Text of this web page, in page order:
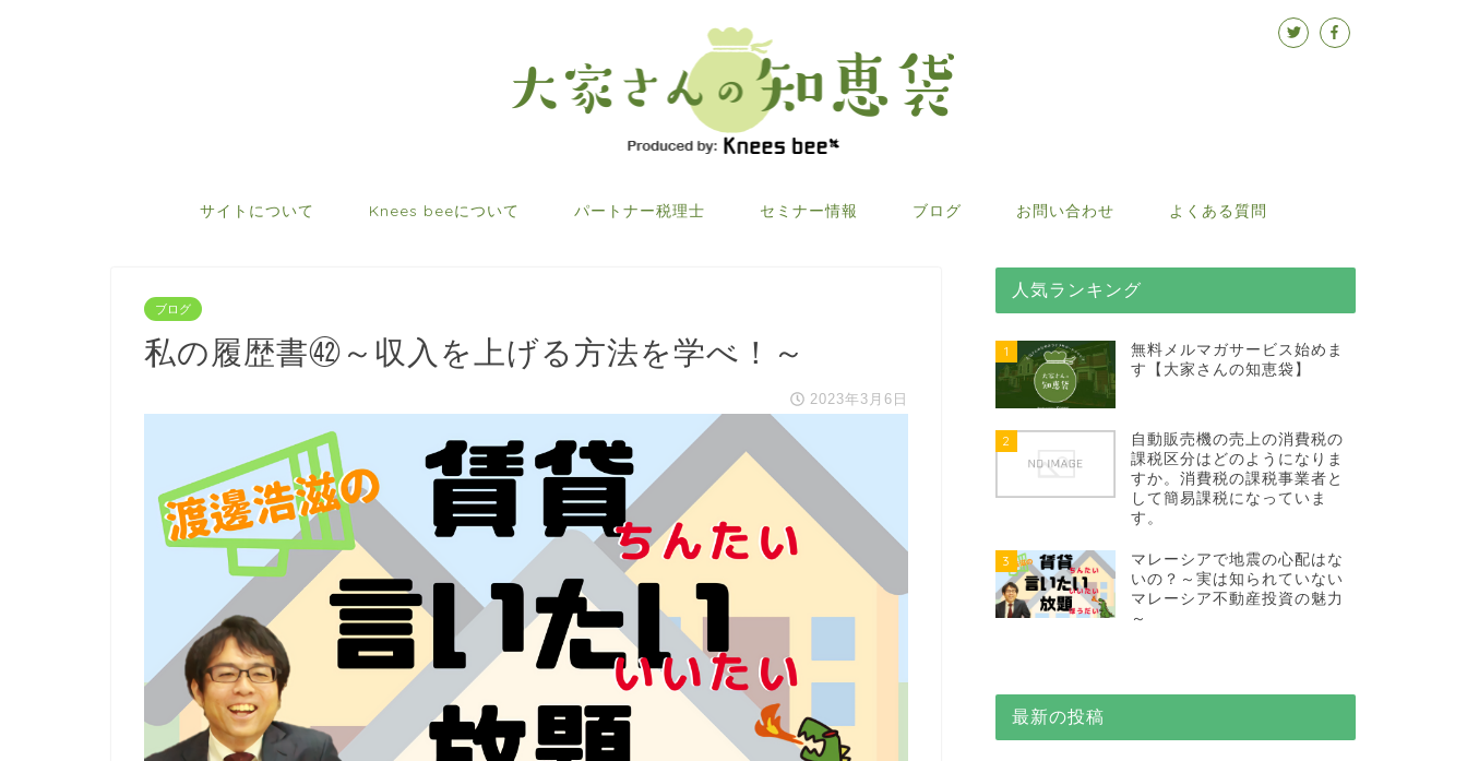
サイトについて Knees beeについて パートナー税理士 セミナー情報 ブログ お問い合わせ よくある質問
ブログ
私の履歴書㊷～収入を上げる方法を学べ！～
2023年3月6日
人気ランキング
1
無料メルマガサービス始めま
す【大家さんの知恵袋】
2
自動販売機の売上の消費税の
課税区分はどのようになりま
すか。消費税の課税事業者と
して簡易課税になっていま
す。
3
マレーシアで地震の心配はな
いの？～実は知られていない
マレーシア不動産投資の魅力
～
最新の投稿